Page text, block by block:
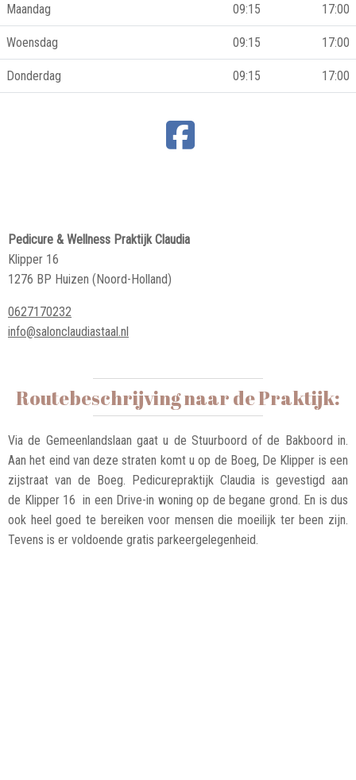
Maandag 09:15 17:00
Woensdag 09:15 17:00
Donderdag 09:15 17:00
Pedicure & Wellness Praktijk Claudia
Klipper 16
1276 BP Huizen (Noord-Holland)
0627170232
info@salonclaudiastaal.nl
Routebeschrijving naar de Praktijk:
Via de Gemeenlandslaan gaat u de Stuurboord of de Bakboord in.
Aan het eind van deze straten komt u op de Boeg, De Klipper is een
zijstraat van de Boeg. Pedicurepraktijk Claudia is gevestigd aan
de Klipper 16 in een Drive-in woning op de begane grond. En is dus
ook heel goed te bereiken voor mensen die moeilijk ter been zijn.
Tevens is er voldoende gratis parkeergelegenheid.